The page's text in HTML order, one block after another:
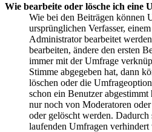
Wie bearbeite oder lösche ich eine
Wie bei den Beiträgen können
ursprünglichen Verfasser,
Administrator bearbeitet
bearbeiten, ändere den ersten
immer mit der Umfrage
Stimme abgegeben hat, dann
löschen oder die
schon ein Benutzer
nur noch von Moderatoren
oder gelöscht werden.
laufenden Umfragen verhindert